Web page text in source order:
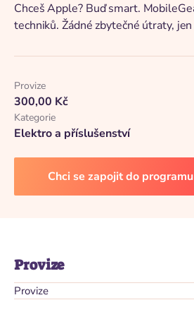
Chceš Apple? Buď smart.
techniků. Žádné zbytečné útraty,
Provize
300,00 Kč
Kategorie
Elektro a příslušenství
Chci se zapojit do programu
Provize
Provize